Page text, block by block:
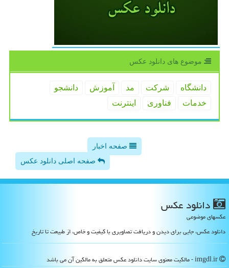
موضوع های دانلود عكس
دانشگاه شركت مد آموزش
دانشجو
خدمات
فناوری اینترنت
صفحه اخبار
صفحه اصلی دانلود عکس
دانلود عكس
عکسهای موضوعی
دانلود عکس، جایی برای دیدن و دریافت تصاویری با کیفیت و خاص، از طبیعت تا تاریخ